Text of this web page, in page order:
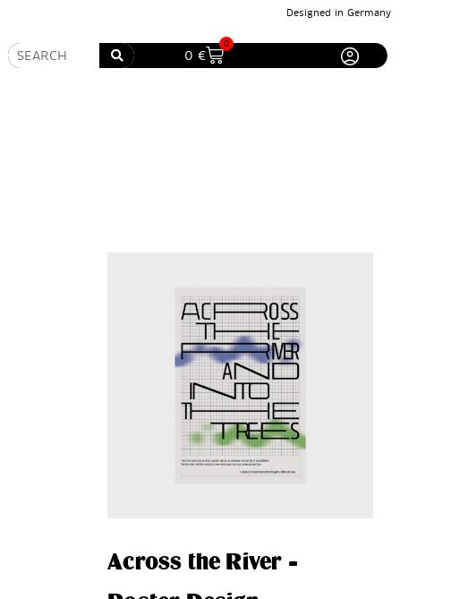
Designed in Germany
0€
0
Across the River –